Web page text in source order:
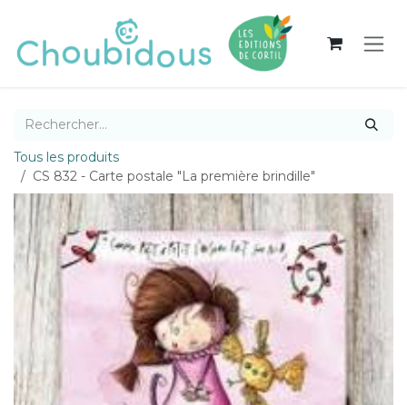
Tous les produits
CS 832 - Carte postale "La première brindille"